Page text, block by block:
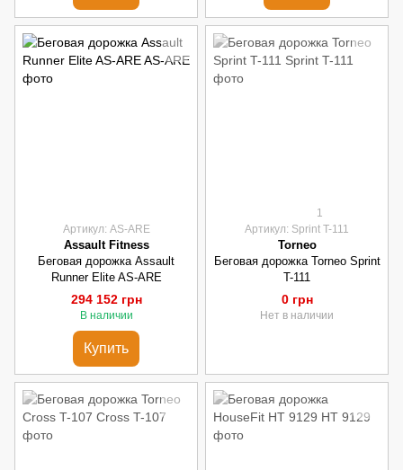
Артикул: AS-ARE
Assault Fitness
Беговая дорожка Assault
Runner Elite AS-ARE
294 152 грн
В наличии
Купить
1
Артикул: Sprint T-111
Torneo
Беговая дорожка Torneo Sprint
T-111
0 грн
Нет в наличии